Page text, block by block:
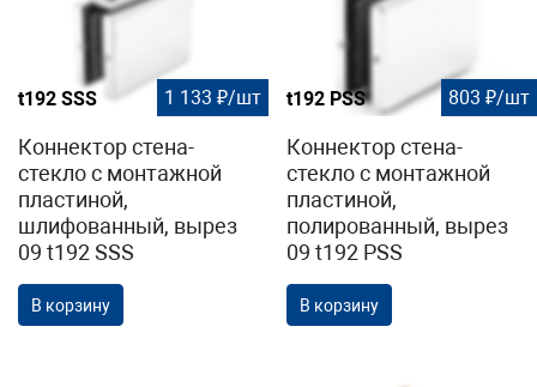
t192 SSS 1 133 ₽/шт
Коннектор стена-
стекло с монтажной
пластиной,
шлифованный, вырез
09 t192 SSS
В корзину
t192 PSS 803 ₽/шт
Коннектор стена-
стекло с монтажной
пластиной,
полированный, вырез
09 t192 PSS
В корзину